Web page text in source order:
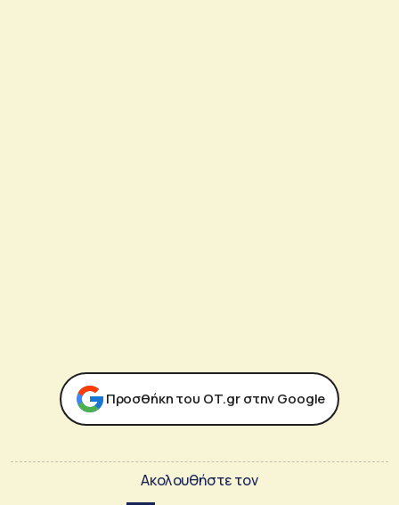
Προσθήκη του ΟΤ.gr στην Google
Ακολουθήστε τον